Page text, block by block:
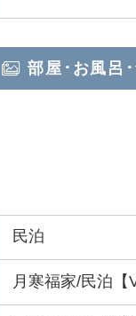
部屋･お風呂
民泊
月寒福家/民泊【